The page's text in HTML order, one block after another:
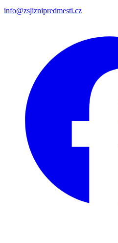
info@zsjiznipredmesti.cz